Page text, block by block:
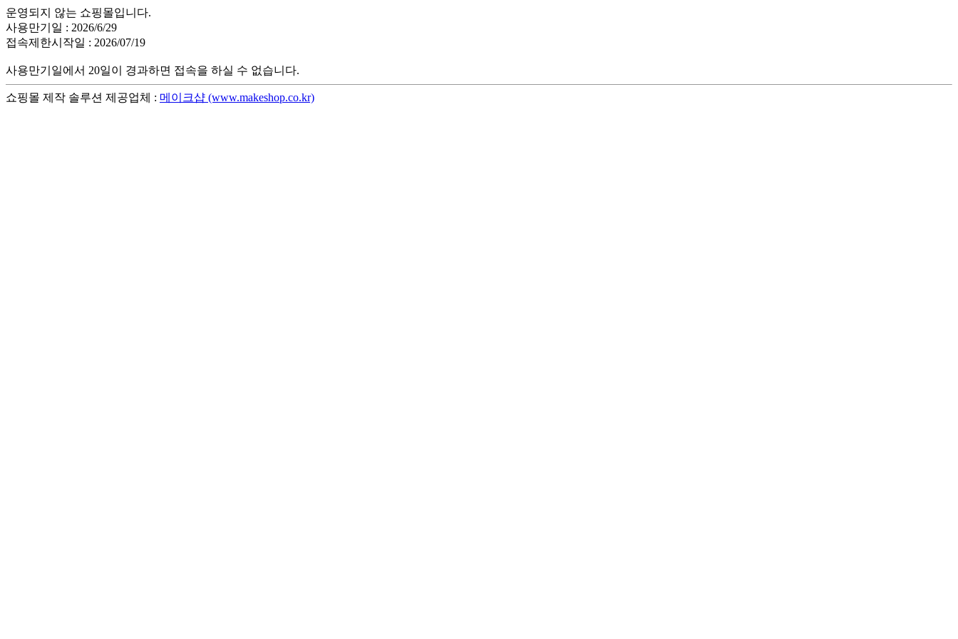
운영되지 않는 쇼핑몰입니다.
사용만기일 : 2026/6/29
접속제한시작일 : 2026/07/19
사용만기일에서 20일이 경과하면 접속을 하실 수 없습니다.
쇼핑몰 제작 솔루션 제공업체 : 메이크샵 (www.makeshop.co.kr)